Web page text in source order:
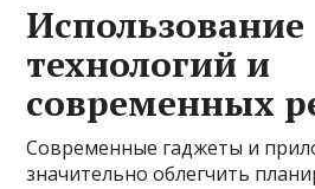
Использование
технологий и
современных
Современные гаджеты и
значительно облегчить